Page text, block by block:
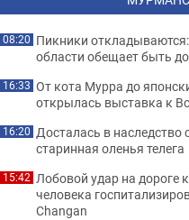
08:20 Пикники
области обещает быть
16:33 От кота Мурра до
открылась выставка к
16:20 Досталась в
старинная оленья телега
15:42 Лобовой удар на дороге
человека
Changan